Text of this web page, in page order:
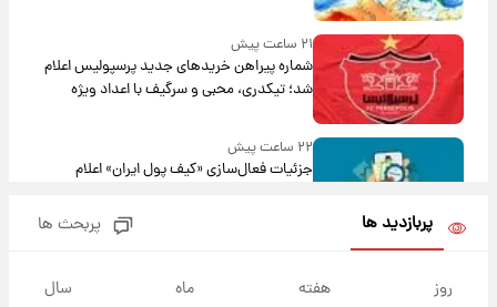
۲۱ ساعت پیش
شماره پیراهن خریدهای جدید پرسپولیس اعلام
شد؛ تیکدری، محبی و سرگیف با اعداد ویژه
۲۲ ساعت پیش
جزئیات فعال‌سازی «کیف پول ایران» اعلام
امروز پنجشنبه ۱۵ مرداد ۱۴۰۵ +جدول
پربازدید ها پربحث ها
روز هفته ماه سال